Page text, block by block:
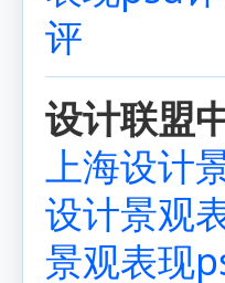
评
设计联盟
上海设计
设计景观
景观表现